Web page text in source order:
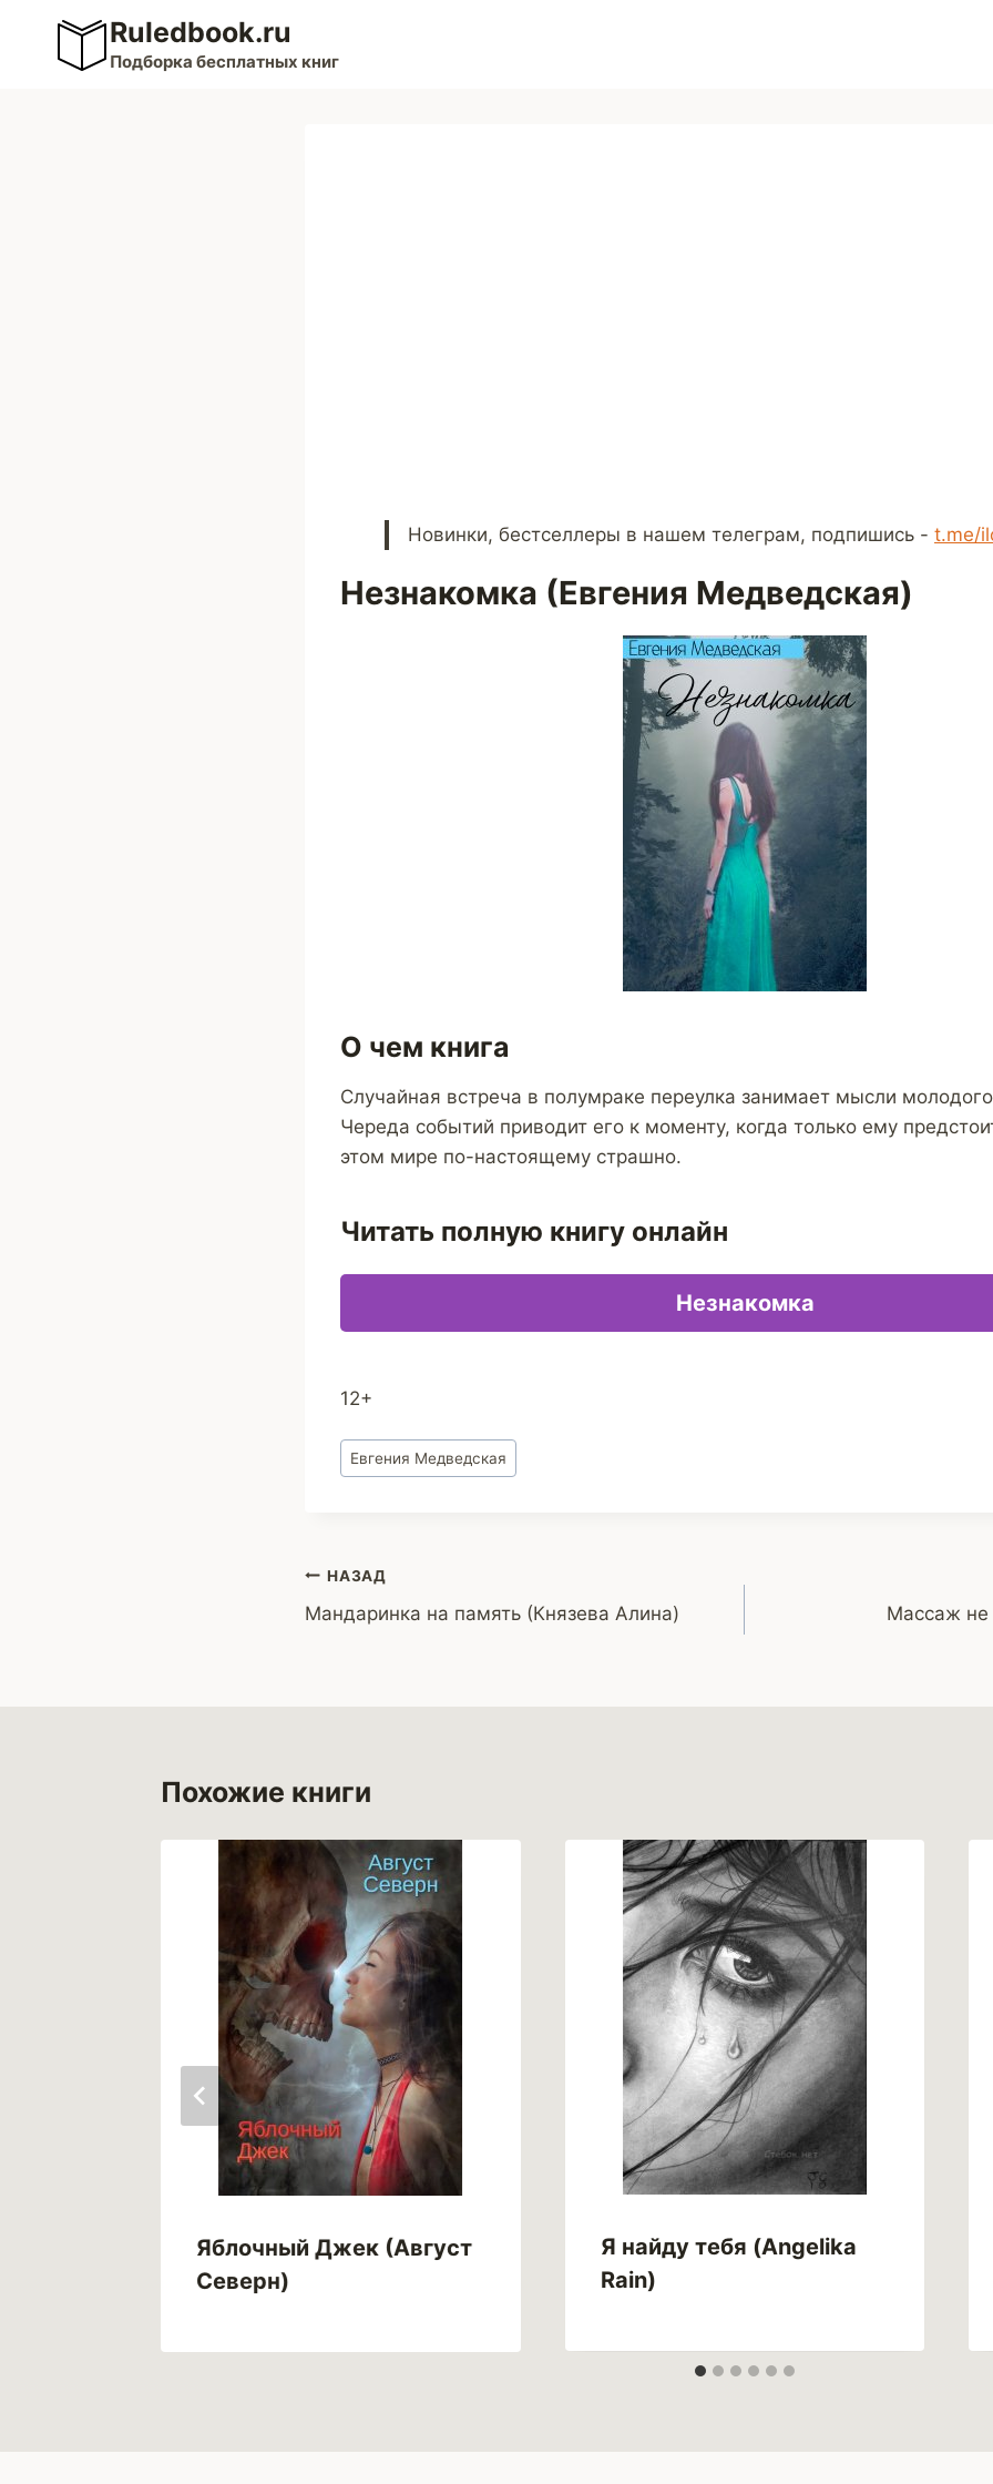
Перейти
содержимому
Ruledbook.ru
Подборка бесплатных книг
Новинки, бестселлеры в нашем телеграм, подпишись - t.me/
Незнакомка (Евгения Медведская)
О чем книга
Случайная встреча в полумраке переулка занимает мысли
Череда событий приводит его к моменту, когда только ему
этом мире по-настоящему страшно.
Читать полную книгу онлайн
Незнакомка
12+
Метки
записи:
Евгения Медведская
Навигация
по
НАЗАД
Мандаринка на память (Князева Алина)
Массаж не
Похожие книги
Яблочный Джек (Август
Северн)
Я найду тебя (Angelika
Rain)